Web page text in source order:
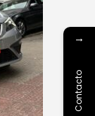
→
Contacto